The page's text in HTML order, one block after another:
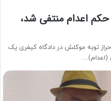
اعدام منتفی شد،
توبه موکلش در دادگاه کیفری یک